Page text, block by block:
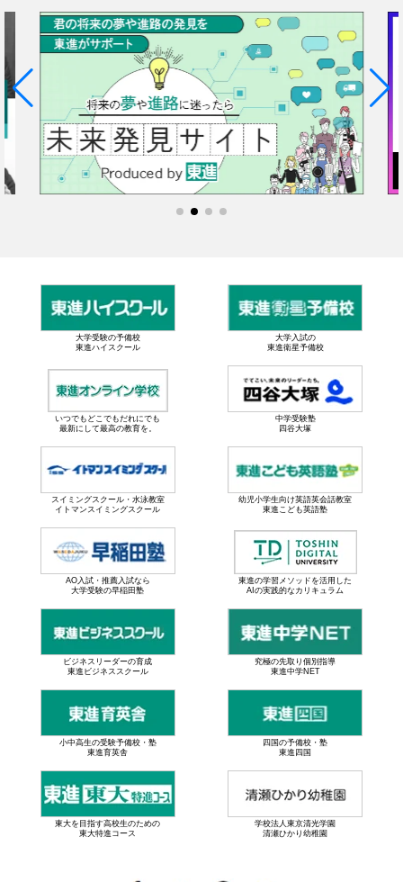
大学受験の予備校
東進ハイスクール
大学入試の
東進衛星予備校
いつでもどこでもだれにでも
最新にして最高の教育を。
中学受験塾
四谷大塚
スイミングスクール・水泳教室
イトマンスイミングスクール
幼児小学生向け英語英会話教室
東進こども英語塾
AO入試・推薦入試なら
大学受験の早稲田塾
東進の学習メソッドを活用した
AIの実践的なカリキュラム
ビジネスリーダーの育成
東進ビジネススクール
究極の先取り個別指導
東進中学NET
小中高生の受験予備校・塾
東進育英舎
四国の予備校・塾
東進四国
東大を目指す高校生のための
東大特進コース
学校法人東京清光学園
清瀬ひかり幼稚園